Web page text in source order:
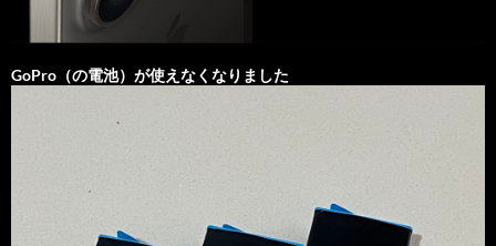
GoPro（の電池）が使えなくなりました